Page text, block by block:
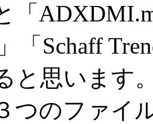
「
「Schaff
と思います
のファイル